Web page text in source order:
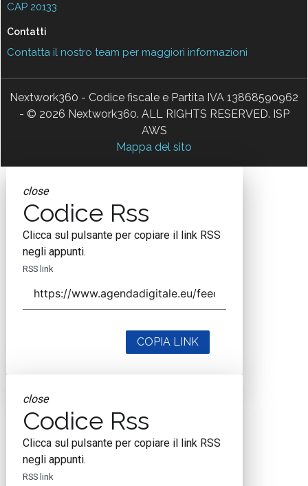
CAP 20133
Contatti
Contatta il nostro team per maggiori informazioni
Nextwork360 - Codice fiscale e Partita IVA 13868590962
- © 2026 Nextwork360. ALL RIGHTS RESERVED. ISP
AWS
Mappa del sito
close
Codice Rss
Clicca sul pulsante per copiare il link RSS
negli appunti.
RSS link
COPIA LINK
close
Codice Rss
Clicca sul pulsante per copiare il link RSS
negli appunti.
RSS link